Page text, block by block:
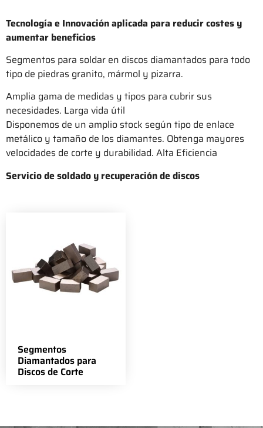
Tecnología e Innovación aplicada para reducir costes y
aumentar beneficios
Segmentos para soldar en discos diamantados para todo
tipo de piedras granito, mármol y pizarra.
Amplia gama de medidas y tipos para cubrir sus
necesidades. Larga vida útil
Disponemos de un amplio stock según tipo de enlace
metálico y tamaño de los diamantes. Obtenga mayores
velocidades de corte y durabilidad. Alta Eficiencia
Servicio de soldado y recuperación de discos
Segmentos
Diamantados para
Discos de Corte